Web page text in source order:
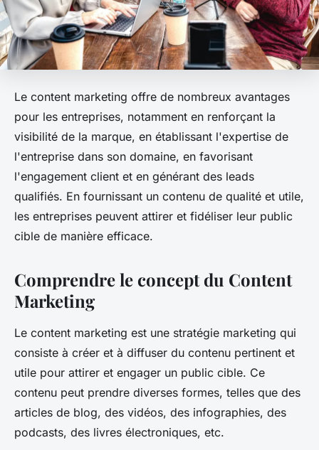
Le content marketing offre de nombreux avantages
pour les entreprises, notamment en renforçant la
visibilité de la marque, en établissant l'expertise de
l'entreprise dans son domaine, en favorisant
l'engagement client et en générant des leads
qualifiés. En fournissant un contenu de qualité et utile,
les entreprises peuvent attirer et fidéliser leur public
cible de manière efficace.
Comprendre le concept du Content
Marketing
Le content marketing est une stratégie marketing qui
consiste à créer et à diffuser du contenu pertinent et
utile pour attirer et engager un public cible. Ce
contenu peut prendre diverses formes, telles que des
articles de blog, des vidéos, des infographies, des
podcasts, des livres électroniques, etc.